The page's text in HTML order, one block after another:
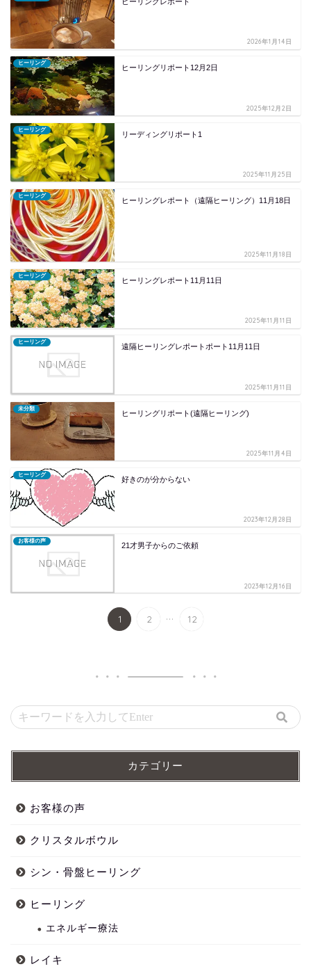
2026年1月14日
ヒーリング
ヒーリングリポート12月2日
2025年12月2日
ヒーリング
リーディングリポート1
2025年11月25日
ヒーリング
ヒーリングレポート（遠隔ヒーリング）11月18日
2025年11月18日
ヒーリング
ヒーリングレポート11月11日
2025年11月11日
ヒーリング
遠隔ヒーリングレポートポート11月11日
2025年11月11日
未分類
ヒーリングリポート(遠隔ヒーリング)
2025年11月4日
ヒーリング
好きのが分からない
2023年12月28日
お客様の声
21才男子からのご依頼
2023年12月16日
1 2 ... 12
カテゴリー
お客様の声
クリスタルボウル
シン・骨盤ヒーリング
ヒーリング
エネルギー療法
レイキ